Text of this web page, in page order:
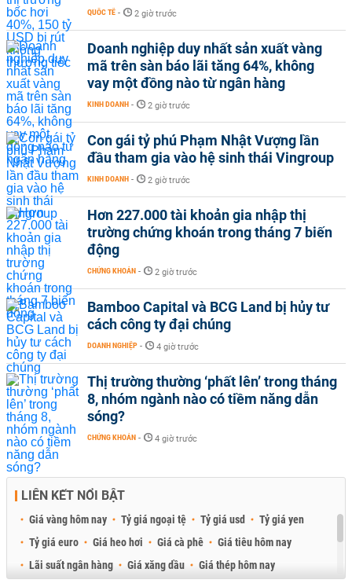
QUỐC TẾ - 2 giờ trước
Doanh nghiệp duy nhất sản xuất vàng
mã trên sàn báo lãi tăng 64%, không
vay một đồng nào từ ngân hàng
KINH DOANH - 2 giờ trước
Con gái tỷ phú Phạm Nhật Vượng lần
đầu tham gia vào hệ sinh thái Vingroup
KINH DOANH - 2 giờ trước
Hơn 227.000 tài khoản gia nhập thị
trường chứng khoán trong tháng 7 biến
động
CHỨNG KHOÁN - 2 giờ trước
Bamboo Capital và BCG Land bị hủy tư
cách công ty đại chúng
DOANH NGHIỆP - 4 giờ trước
Thị trường thường ‘phất lên’ trong tháng
8, nhóm ngành nào có tiềm năng dẫn
sóng?
CHỨNG KHOÁN - 4 giờ trước
LIÊN KẾT NỔI BẬT
Giá vàng hôm nay Tỷ giá ngoại tệ Tỷ giá usd
Tỷ giá yen
Tỷ giá euro
Giá heo hơi Giá cà phê
Giá tiêu hôm nay
Lãi suất ngân hàng
Giá xăng dầu
Giá thép hôm nay